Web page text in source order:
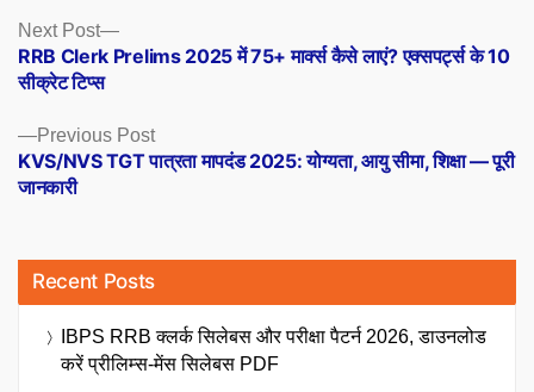
Posts
navigation
Previous PostPrevious
post:
KVS/NVS TGT पात्रता मापदंड 2025: योग्यता, आयु सीमा, शिक्षा — पूरी
जानकारी
Next Post
Next
post:
RRB Clerk Prelims 2025 में 75+ मार्क्स कैसे लाएं? एक्सपर्ट्स के 10
सीक्रेट टिप्स
Recent Posts
IBPS RRB क्लर्क सिलेबस और परीक्षा पैटर्न 2026, डाउनलोड
करें प्रीलिम्स-मेंस सिलेबस PDF